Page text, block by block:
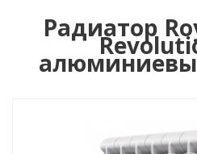
Радиатор